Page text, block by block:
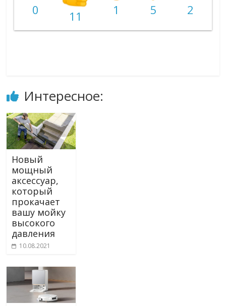
0 11 1 5 2
Интересное:
Новый
мощный
аксессуар,
который
прокачает
вашу мойку
высокого
давления
10.08.2021